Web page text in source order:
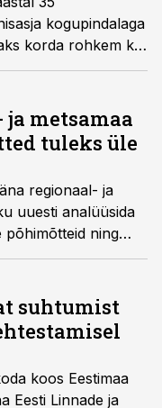
kogupindalaga
korda rohkem kui
metsamaa
tuleks üle
regionaal- ja
uuesti analüüsida
põhimõtteid ning
maksutõus oleks
suhtumist
koos Eestimaa
Eesti Linnade ja